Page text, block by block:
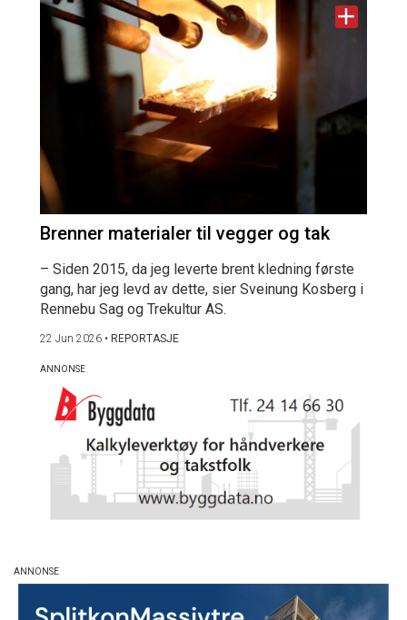
Brenner materialer til vegger og tak
– Siden 2015, da jeg leverte brent kledning første
gang, har jeg levd av dette, sier Sveinung Kosberg i
Rennebu Sag og Trekultur AS.
22 Jun 2026 • REPORTASJE